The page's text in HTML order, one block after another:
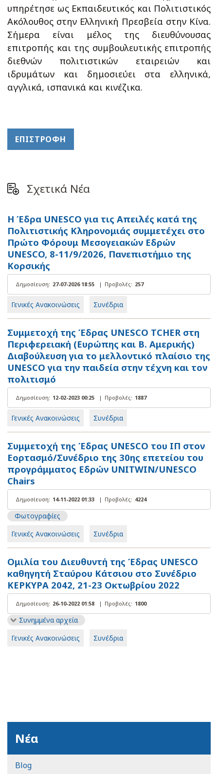
υπηρέτησε ως Εκπαιδευτικός και Πολιτιστικός
Ακόλουθος στην Ελληνική Πρεσβεία στην Κίνα.
Σήμερα είναι μέλος της διευθύνουσας
επιτροπής και της συμβουλευτικής επιτροπής
διεθνών πολιτιστικών εταιρειών και
ιδρυμάτων και δημοσιεύει στα ελληνικά,
αγγλικά, ισπανικά και κινέζικα.
ΕΠΙΣΤΡΟΦΉ
Σχετικά Νέα
Η Έδρα UNESCO για τις Απειλές κατά της
Πολιτιστικής Κληρονομιάς συμμετέχει στο
Πρώτο Φόρουμ Μεσογειακών Εδρών
UNESCO, 8-11/9/2026, Πανεπιστήμιο της
Κορσικής
Δημοσίευση: 27-07-2026 18:55 | Προβολές: 257
Γενικές Ανακοινώσεις Συνέδρια
Συμμετοχή της Έδρας UNESCO TCHER στη
Περιφερειακή (Ευρώπης και Β. Αμερικής)
Διαβούλευση για το μελλοντικό πλαίσιο της
UNESCO για την παιδεία στην τέχνη και τον
πολιτισμό
Δημοσίευση: 12-02-2023 00:25 | Προβολές: 1887
Γενικές Ανακοινώσεις Συνέδρια
Συμμετοχή της Έδρας UNESCO του ΙΠ στον
Εορτασμό/Συνέδριο της 30ης επετείου του
προγράμματος Εδρών UNITWIN/UNESCO
Chairs
Δημοσίευση: 14-11-2022 01:33 | Προβολές: 4224
Φωτογραφίες
Γενικές Ανακοινώσεις
Συνέδρια
Ομιλία του Διευθυντή της Έδρας UNESCO
καθηγητή Σταύρου Κάτσιου στο Συνέδριο
ΚΕΡΚΥΡΑ 2042, 21-23 Οκτωβρίου 2022
Δημοσίευση: 26-10-2022 01:58 | Προβολές: 1800
Συνημμένα αρχεία
Γενικές Ανακοινώσεις
Συνέδρια
Νέα
Blog